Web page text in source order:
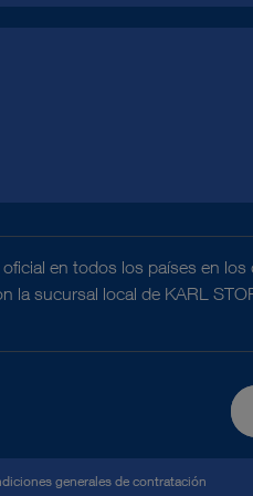
en todos los países en
sucursal local de KARL
generales de contratación